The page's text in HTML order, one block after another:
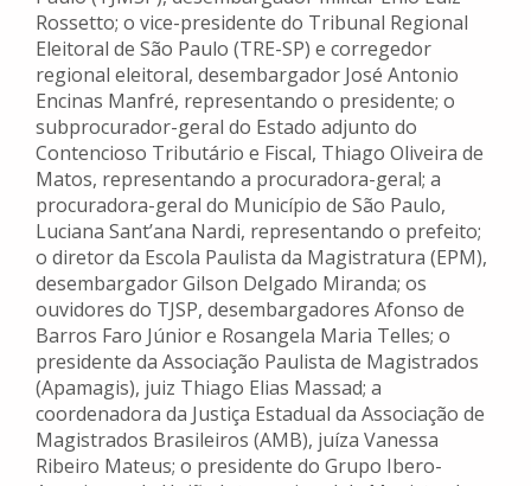
Rossetto; o vice-presidente do Tribunal Regional
Eleitoral de São Paulo (TRE-SP) e corregedor
regional eleitoral, desembargador José Antonio
Encinas Manfré, representando o presidente; o
subprocurador-geral do Estado adjunto do
Contencioso Tributário e Fiscal, Thiago Oliveira de
Matos, representando a procuradora-geral; a
procuradora-geral do Município de São Paulo,
Luciana Sant’ana Nardi, representando o prefeito;
o diretor da Escola Paulista da Magistratura (EPM),
desembargador Gilson Delgado Miranda; os
ouvidores do TJSP, desembargadores Afonso de
Barros Faro Júnior e Rosangela Maria Telles; o
presidente da Associação Paulista de Magistrados
(Apamagis), juiz Thiago Elias Massad; a
coordenadora da Justiça Estadual da Associação de
Magistrados Brasileiros (AMB), juíza Vanessa
Ribeiro Mateus; o presidente do Grupo Ibero-